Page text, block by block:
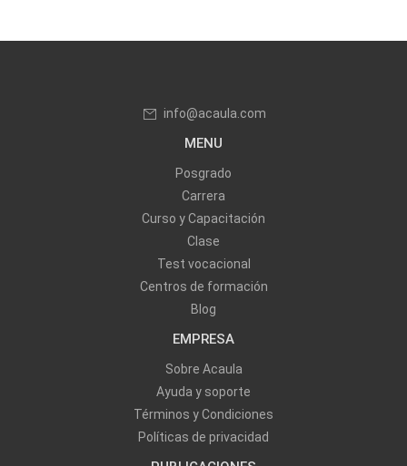
info@acaula.com
MENU
Posgrado
Carrera
Curso y Capacitación
Clase
Test vocacional
Centros de formación
Blog
EMPRESA
Sobre Acaula
Ayuda y soporte
Términos y Condiciones
Políticas de privacidad